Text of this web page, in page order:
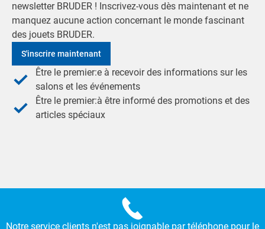
newsletter BRUDER ! Inscrivez-vous dès maintenant et ne
manquez aucune action concernant le monde fascinant
des jouets BRUDER.
S'inscrire maintenant
Être le premier:e à recevoir des informations sur les
salons et les événements
Être le premier:à être informé des promotions et des
articles spéciaux
Notre service clients n'est pas joignable par téléphone pour le